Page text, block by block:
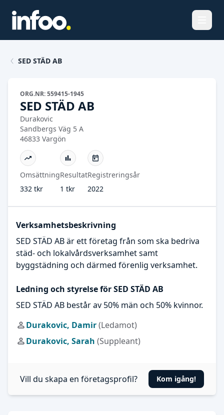
SED STÄD AB
ORG.NR: 559415-1945
SED STÄD AB
Durakovic
Sandbergs Väg 5 A
46833 Vargön
Omsättning
332 tkr
Resultat
1 tkr
Registreringsår
2022
Verksamhetsbeskrivning
SED STÄD AB är ett företag från som ska bedriva
städ- och lokalvårdsverksamhet samt
byggstädning och därmed förenlig verksamhet.
Ledning och styrelse för SED STÄD AB
SED STÄD AB består av 50% män och 50% kvinnor.
Durakovic, Damir(Ledamot)
Durakovic, Sarah (Suppleant)
Vill du skapa en företagsprofil? Kom igång!